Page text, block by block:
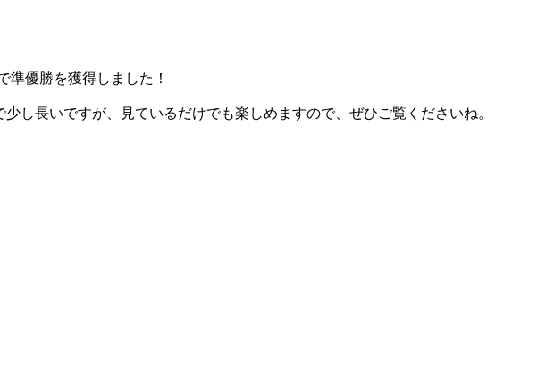
優勝を獲得しました！
し長いですが、見ているだけでも楽しめますので、ぜひご覧くださいね。